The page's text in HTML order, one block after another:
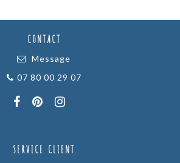
25,00€
CONTACT
Message
07 80 00 29 07
SERVICE CLIENT